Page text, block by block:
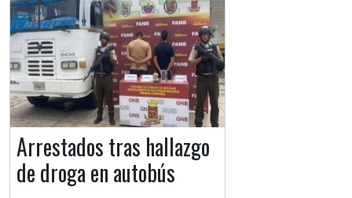
Arrestados tras hallazgo
de droga en autobús